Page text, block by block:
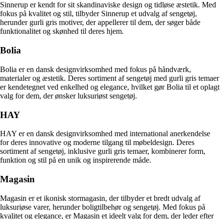
Sinnerup er kendt for sit skandinaviske design og tidløse æstetik. Med
fokus på kvalitet og stil, tilbyder Sinnerup et udvalg af sengetøj,
herunder gurli gris motiver, der appellerer til dem, der søger både
funktionalitet og skønhed til deres hjem.
Bolia
Bolia er en dansk designvirksomhed med fokus på håndværk,
materialer og æstetik. Deres sortiment af sengetøj med gurli gris temaer
er kendetegnet ved enkelhed og elegance, hvilket gør Bolia til et oplagt
valg for dem, der ønsker luksuriøst sengetøj.
HAY
HAY er en dansk designvirksomhed med international anerkendelse
for deres innovative og moderne tilgang til møbeldesign. Deres
sortiment af sengetøj, inklusive gurli gris temaer, kombinerer form,
funktion og stil på en unik og inspirerende måde.
Magasin
Magasin er et ikonisk stormagasin, der tilbyder et bredt udvalg af
luksuriøse varer, herunder boligtilbehør og sengetøj. Med fokus på
kvalitet og elegance, er Magasin et ideelt valg for dem, der leder efter